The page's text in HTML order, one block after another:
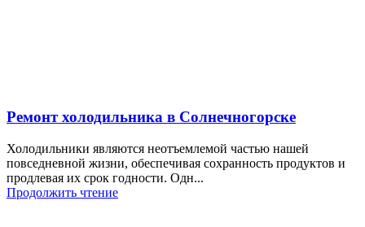
Ремонт холодильника в Солнечногорске
Холодильники являются неотъемлемой частью нашей
повседневной жизни, обеспечивая сохранность продуктов и
продлевая их срок годности. Одн...
Продолжить чтение